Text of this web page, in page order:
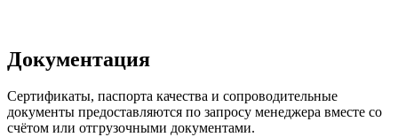
Документация
Сертификаты, паспорта качества и сопроводительные
документы предоставляются по запросу менеджера вместе со
счётом или отгрузочными документами.